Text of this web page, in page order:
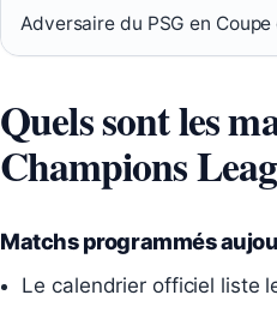
Adversaire du PSG en
Quels sont les
Champions
Matchs programmés
Le calendrier officiel liste